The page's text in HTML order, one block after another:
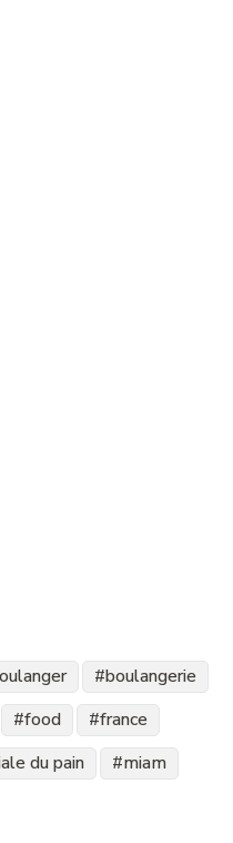
boulangerie
food
france
du pain
miam